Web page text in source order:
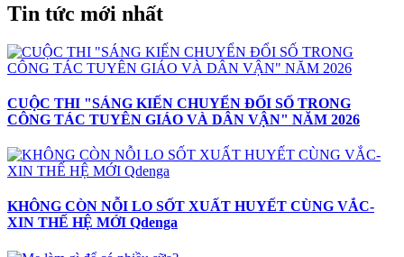
Tin tức mới nhất
CUỘC THI "SÁNG KIẾN CHUYỂN ĐỔI SỐ TRONG
CÔNG TÁC TUYÊN GIÁO VÀ DÂN VẬN" NĂM 2026
KHÔNG CÒN NỖI LO SỐT XUẤT HUYẾT CÙNG VẮC-
XIN THẾ HỆ MỚI Qdenga